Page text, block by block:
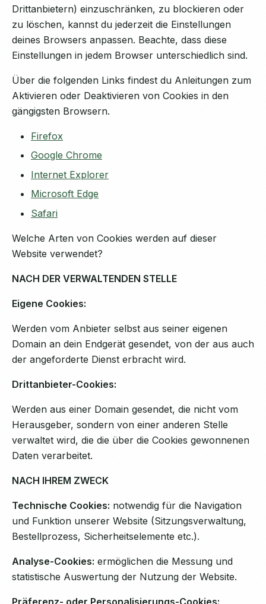
Drittanbietern) einzuschränken, zu blockieren oder
zu löschen, kannst du jederzeit die Einstellungen
deines Browsers anpassen. Beachte, dass diese
Einstellungen in jedem Browser unterschiedlich sind.
Über die folgenden Links findest du Anleitungen zum
Aktivieren oder Deaktivieren von Cookies in den
gängigsten Browsern.
Firefox
Google Chrome
Internet Explorer
Microsoft Edge
Safari
Welche Arten von Cookies werden auf dieser
Website verwendet?
NACH DER VERWALTENDEN STELLE
Eigene Cookies:
Werden vom Anbieter selbst aus seiner eigenen
Domain an dein Endgerät gesendet, von der aus auch
der angeforderte Dienst erbracht wird.
Drittanbieter-Cookies:
Werden aus einer Domain gesendet, die nicht vom
Herausgeber, sondern von einer anderen Stelle
verwaltet wird, die die über die Cookies gewonnenen
Daten verarbeitet.
NACH IHREM ZWECK
Technische Cookies: notwendig für die Navigation
und Funktion unserer Website (Sitzungsverwaltung,
Bestellprozess, Sicherheitselemente etc.).
Analyse-Cookies: ermöglichen die Messung und
statistische Auswertung der Nutzung der Website.
Präferenz- oder Personalisierungs-Cookies: